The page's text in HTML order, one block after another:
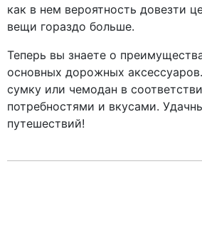
как в нем вероятность довезти
вещи гораздо больше.
Теперь вы знаете о
основных дорожных
сумку или чемодан в
потребностями и вкусами.
путешествий!